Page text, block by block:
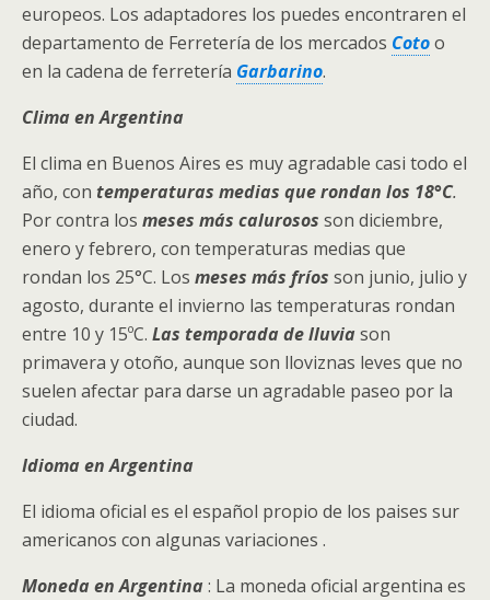
europeos. Los adaptadores los puedes encontraren el
departamento de Ferretería de los mercados Cotoo
en la cadena de ferretería Garbarino.
Clima en Argentina
El clima en Buenos Aires es muy agradable casi todo el
año, con temperaturas medias que rondan los 18°C.
Por contra los meses más calurosos son diciembre,
enero y febrero, con temperaturas medias que
rondan los 25°C. Los meses más fríos son junio, julio y
agosto, durante el invierno las temperaturas rondan
entre 10 y 15ºC. Las temporada de lluvia son
primavera y otoño, aunque son lloviznas leves que no
suelen afectar para darse un agradable paseo por la
ciudad.
Idioma en Argentina
El idioma oficial es el español propio de los paises sur
americanos con algunas variaciones .
Moneda en Argentina : La moneda oficial argentina es